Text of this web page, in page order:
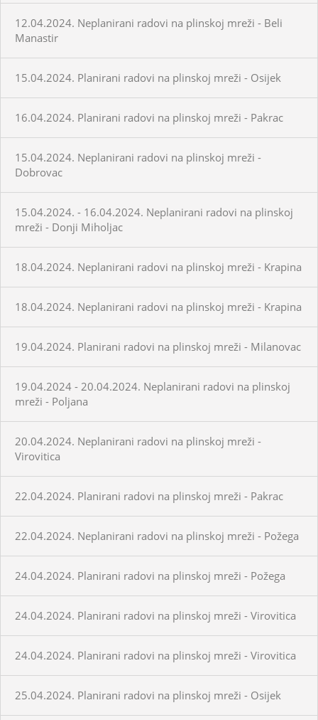
12.04.2024. Neplanirani radovi na plinskoj mreži - Beli
Manastir
15.04.2024. Planirani radovi na plinskoj mreži - Osijek
16.04.2024. Planirani radovi na plinskoj mreži - Pakrac
15.04.2024. Neplanirani radovi na plinskoj mreži -
Dobrovac
15.04.2024. - 16.04.2024. Neplanirani radovi na plinskoj
mreži - Donji Miholjac
18.04.2024. Neplanirani radovi na plinskoj mreži - Krapina
18.04.2024. Neplanirani radovi na plinskoj mreži - Krapina
19.04.2024. Planirani radovi na plinskoj mreži - Milanovac
19.04.2024 - 20.04.2024. Neplanirani radovi na plinskoj
mreži - Poljana
20.04.2024. Neplanirani radovi na plinskoj mreži -
Virovitica
22.04.2024. Planirani radovi na plinskoj mreži - Pakrac
22.04.2024. Neplanirani radovi na plinskoj mreži - Požega
24.04.2024. Planirani radovi na plinskoj mreži - Požega
24.04.2024. Planirani radovi na plinskoj mreži - Virovitica
24.04.2024. Planirani radovi na plinskoj mreži - Virovitica
25.04.2024. Planirani radovi na plinskoj mreži - Osijek